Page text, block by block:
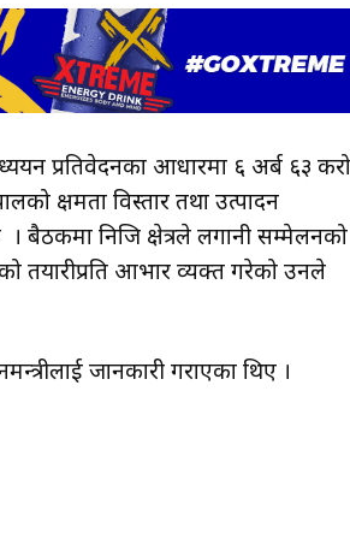
प्रतिवेदनका आधारमा ६ अर्ब ६३
क्षमता विस्तार तथा उत्पादन
। बैठकमा निजि क्षेत्रले लगानी सम्मेलनको
तयारीप्रति आभार व्यक्त गरेको उनले
जानकारी गराएका थिए ।